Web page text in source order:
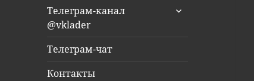
Телеграм-канал
@vklader
раскрыть
Телеграм-чат
Контакты